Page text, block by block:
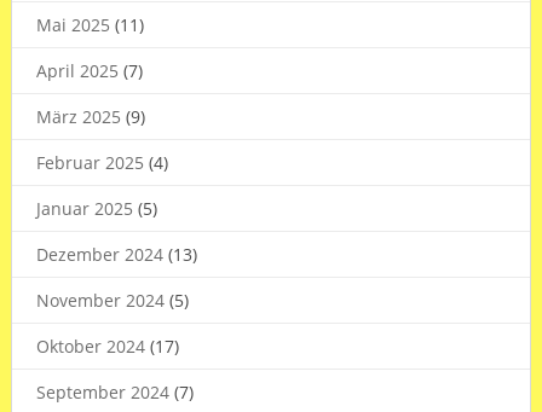
Mai 2025 (11)
April 2025 (7)
März 2025 (9)
Februar 2025 (4)
Januar 2025 (5)
Dezember 2024(13)
November 2024(5)
Oktober 2024(17)
September 2024(7)